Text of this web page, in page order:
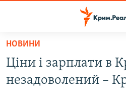
Перейти
основного
матеріалу
ВОДА.КРИМ
НОВИНИ
Ціни і зарплати в
незадоволений –